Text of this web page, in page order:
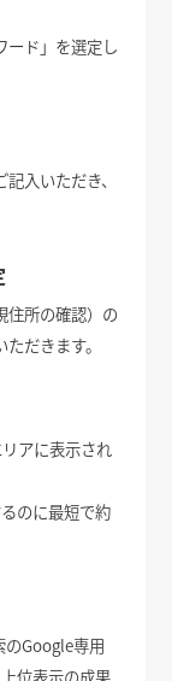
ード」を選定し
入いただき、
住所の確認）の
だきます。
アに表示され
のに最短で約
Google専用